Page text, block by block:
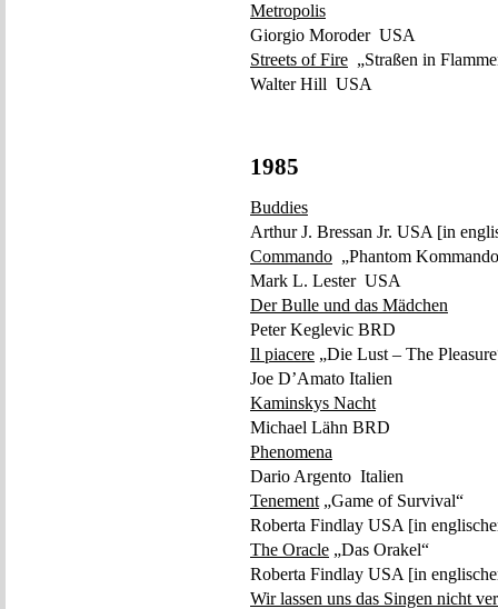
Metropolis
Giorgio Moroder USA
Streets of Fire „Straßen in
Walter Hill USA
1985
Buddies
Arthur J. Bressan Jr. USA [in
Commando „Phantom
Mark L. Lester USA
Der Bulle und das Mädchen
Peter Keglevic BRD
Il piacere „Die Lust – The
Joe D’Amato Italien
Kaminskys Nacht
Michael Lähn BRD
Phenomena
Dario Argento Italien
Tenement „Game of Survival“
Roberta Findlay USA [in
The Oracle „Das Orakel“
Roberta Findlay USA [in
Wir lassen uns das Singen nicht